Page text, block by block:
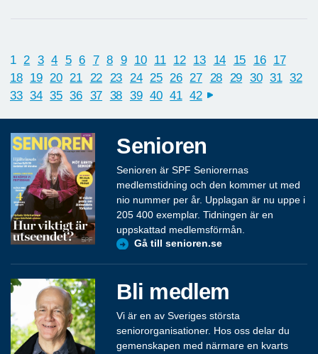
1 2 3 4 5 6 7 8 9 10 11 12 13 14 15 16
17
18
19 20 21 22 23 24 25 26 27 28 29 30 31 32
33 34 35 36 37 38 39 40 41 42 next
Senioren
Senioren är SPF Seniorernas
medlemstidning och den kommer ut med
nio nummer per år. Upplagan är nu uppe i
205 400 exemplar. Tidningen är en
uppskattad medlemsförmån.
Gå till senioren.se
Bli medlem
Vi är en av Sveriges största
seniororganisationer. Hos oss delar du
gemenskapen med närmare en kvarts